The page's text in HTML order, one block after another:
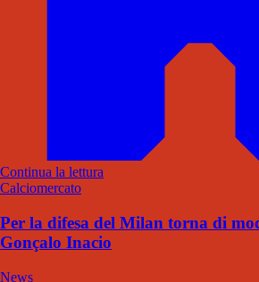
Continua la lettura
Calciomercato
Per la difesa del Milan torna di
Gonçalo Inacio
News